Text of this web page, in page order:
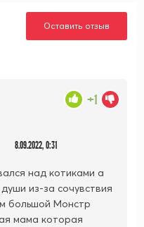
Оставить отзыв
8.09.2022, 0:31
над котиками а
из-за сочувствия
большой Монстр
мама которая
+1